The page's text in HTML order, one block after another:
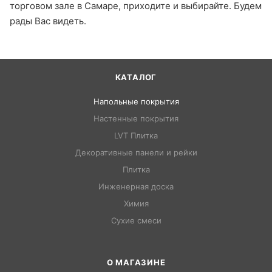
торговом зале в Самаре, приходите и выбирайте. Будем
рады Вас видеть.
КАТАЛОГ
Напольные покрытия
Настенные покрытия
LVT Плитка
Декоративные панели и рейки
Плитка
Инженерная доска
Химия
Сухие смеси
О МАГАЗИНЕ